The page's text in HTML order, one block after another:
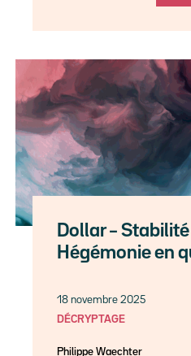
Dollar –
Hégémonie en
18 novembre 2025
DÉCRYPTAGE
Philippe Waechter